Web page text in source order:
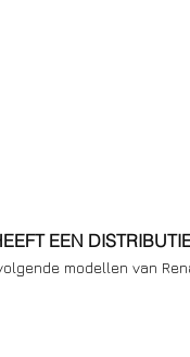
EEN
volgende modellen van